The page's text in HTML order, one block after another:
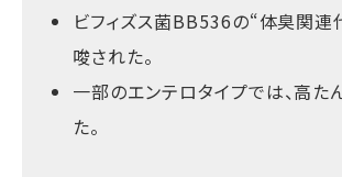
ビフィズス菌BB536の“体臭関連
唆された。
一部のエンテロタイプでは、高
た。